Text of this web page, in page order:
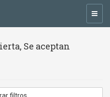
Se aceptan